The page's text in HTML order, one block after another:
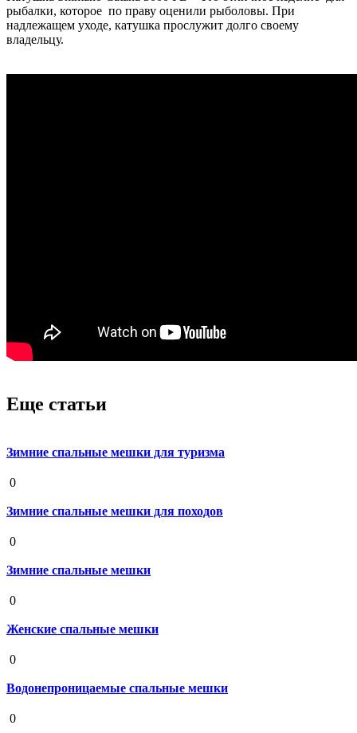
рыбалки, которое по праву оценили рыболовы. При
надлежащем уходе, катушка прослужит долго своему
владельцу.
Еще статьи
Зимние спальные мешки для туризма
0
Зимние спальные мешки для походов
0
Зимние спальные мешки
0
Женские спальные мешки
0
Водонепроницаемые спальные мешки
0